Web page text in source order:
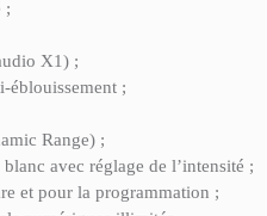
;
X1) ;
éblouissement ;
Range) ;
avec réglage de l’intensité ;
et pour la programmation ;